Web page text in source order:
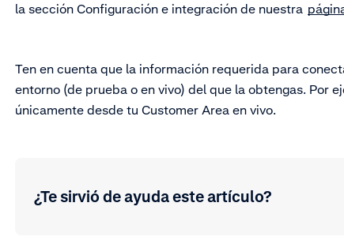
la sección Configuración e integración de nuestra
Ten en cuenta que la información requerida para
entorno (de prueba o en vivo) del que la obtengas. Por
únicamente desde tu Customer Area en vivo.
¿Te sirvió de ayuda este artículo?